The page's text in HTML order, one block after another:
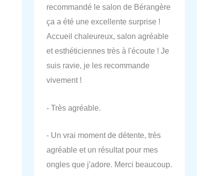
recommandé le salon de Bérangère
ça a été une excellente surprise !
Accueil chaleureux, salon agréable
et esthéticiennes très à l'écoute ! Je
suis ravie, je les recommande
vivement !
- Très agréable.
- Un vrai moment de détente, très
agréable et un résultat pour mes
ongles que j'adore. Merci beaucoup.